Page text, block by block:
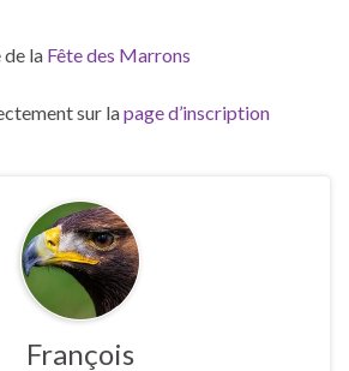
de la Fête des Marrons
sur lapage d’inscription
François